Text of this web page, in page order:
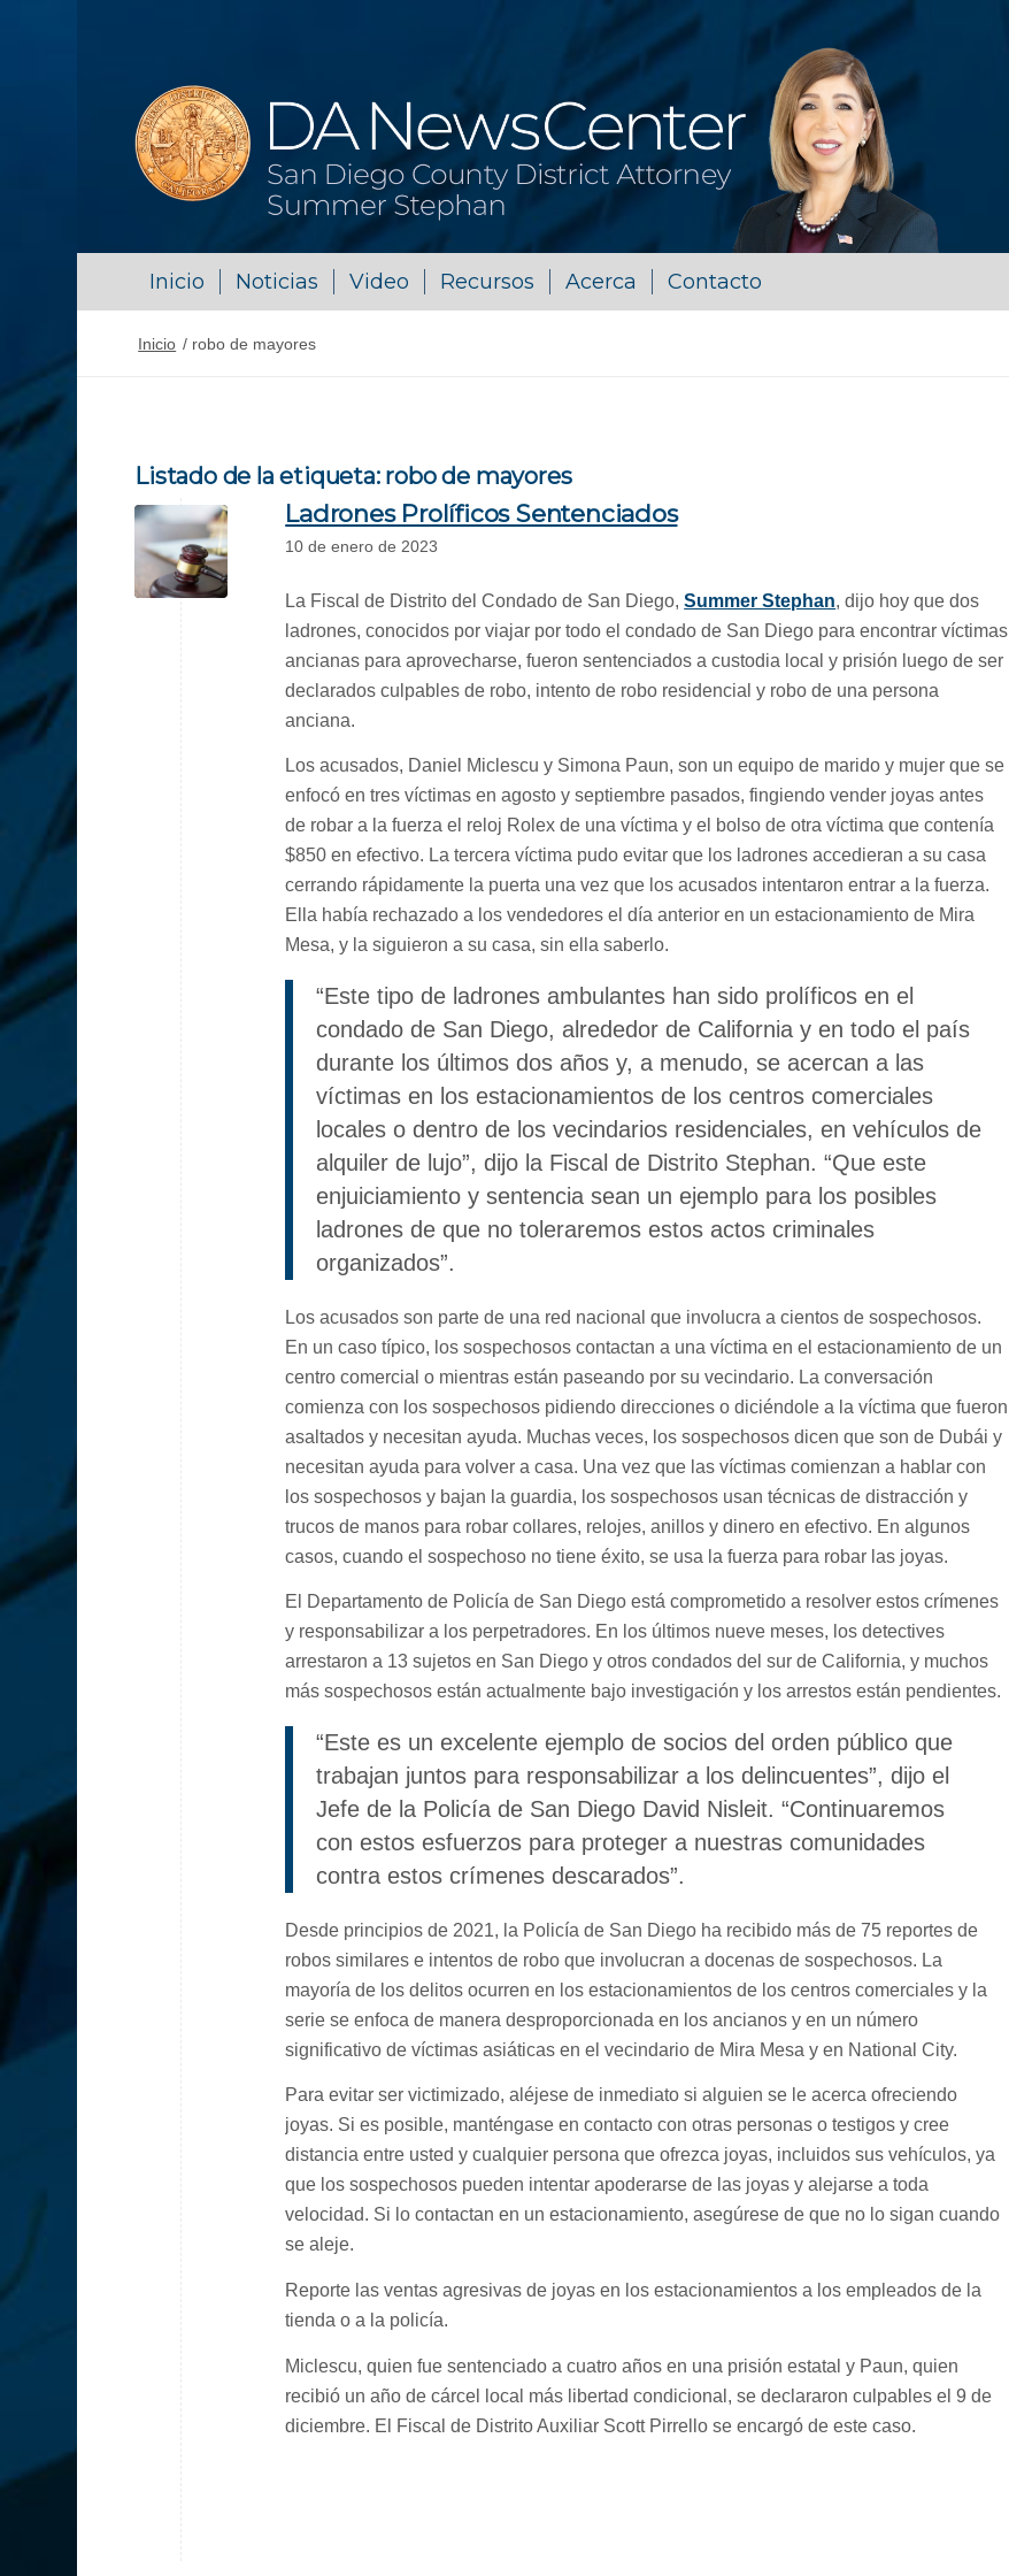
Inicio Noticias Video Recursos Acerca Contacto
Inicio / robo de mayores
Listado de la etiqueta: robo de mayores
Ladrones Prolíficos Sentenciados
10 de enero de 2023
La Fiscal de Distrito del Condado de San Diego,Summer Stephan, dijo hoy que dos
ladrones, conocidos por viajar por todo el condado de San Diego para encontrar víctimas
ancianas para aprovecharse, fueron sentenciados a custodia local y prisión luego de ser
declarados culpables de robo, intento de robo residencial y robo de una persona
anciana.
Los acusados, Daniel Miclescu y Simona Paun, son un equipo de marido y mujer que se
enfocó en tres víctimas en agosto y septiembre pasados, fingiendo vender joyas antes
de robar a la fuerza el reloj Rolex de una víctima y el bolso de otra víctima que contenía
$850 en efectivo. La tercera víctima pudo evitar que los ladrones accedieran a su casa
cerrando rápidamente la puerta una vez que los acusados intentaron entrar a la fuerza.
Ella había rechazado a los vendedores el día anterior en un estacionamiento de Mira
Mesa, y la siguieron a su casa, sin ella saberlo.
“Este tipo de ladrones ambulantes han sido prolíficos en el
condado de San Diego, alrededor de California y en todo el país
durante los últimos dos años y, a menudo, se acercan a las
víctimas en los estacionamientos de los centros comerciales
locales o dentro de los vecindarios residenciales, en vehículos de
alquiler de lujo”, dijo la Fiscal de Distrito Stephan. “Que este
enjuiciamiento y sentencia sean un ejemplo para los posibles
ladrones de que no toleraremos estos actos criminales
organizados”.
Los acusados son parte de una red nacional que involucra a cientos de sospechosos.
En un caso típico, los sospechosos contactan a una víctima en el estacionamiento de un
centro comercial o mientras están paseando por su vecindario. La conversación
comienza con los sospechosos pidiendo direcciones o diciéndole a la víctima que fueron
asaltados y necesitan ayuda. Muchas veces, los sospechosos dicen que son de Dubái y
necesitan ayuda para volver a casa. Una vez que las víctimas comienzan a hablar con
los sospechosos y bajan la guardia, los sospechosos usan técnicas de distracción y
trucos de manos para robar collares, relojes, anillos y dinero en efectivo. En algunos
casos, cuando el sospechoso no tiene éxito, se usa la fuerza para robar las joyas.
El Departamento de Policía de San Diego está comprometido a resolver estos crímenes
y responsabilizar a los perpetradores. En los últimos nueve meses, los detectives
arrestaron a 13 sujetos en San Diego y otros condados del sur de California, y muchos
más sospechosos están actualmente bajo investigación y los arrestos están pendientes.
“Este es un excelente ejemplo de socios del orden público que
trabajan juntos para responsabilizar a los delincuentes”, dijo el
Jefe de la Policía de San Diego David Nisleit. “Continuaremos
con estos esfuerzos para proteger a nuestras comunidades
contra estos crímenes descarados”.
Desde principios de 2021, la Policía de San Diego ha recibido más de 75 reportes de
robos similares e intentos de robo que involucran a docenas de sospechosos. La
mayoría de los delitos ocurren en los estacionamientos de los centros comerciales y la
serie se enfoca de manera desproporcionada en los ancianos y en un número
significativo de víctimas asiáticas en el vecindario de Mira Mesa y en National City.
Para evitar ser victimizado, aléjese de inmediato si alguien se le acerca ofreciendo
joyas. Si es posible, manténgase en contacto con otras personas o testigos y cree
distancia entre usted y cualquier persona que ofrezca joyas, incluidos sus vehículos, ya
que los sospechosos pueden intentar apoderarse de las joyas y alejarse a toda
velocidad. Si lo contactan en un estacionamiento, asegúrese de que no lo sigan cuando
se aleje.
Reporte las ventas agresivas de joyas en los estacionamientos a los empleados de la
tienda o a la policía.
Miclescu, quien fue sentenciado a cuatro años en una prisión estatal y Paun, quien
recibió un año de cárcel local más libertad condicional, se declararon culpables el 9 de
diciembre. El Fiscal de Distrito Auxiliar Scott Pirrello se encargó de este caso.